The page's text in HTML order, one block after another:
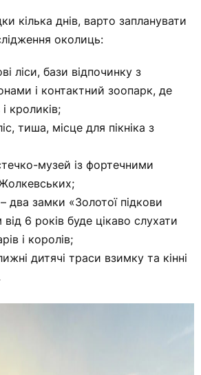
кілька днів, варто запланувати
околиць:
ліси, бази відпочинку з
і контактний зоопарк, де
кроликів;
тиша, місце для пікніка з
музей із фортечними
– два замки «Золотої підкови
6 років буде цікаво слухати
і королів;
дитячі траси взимку та кінні